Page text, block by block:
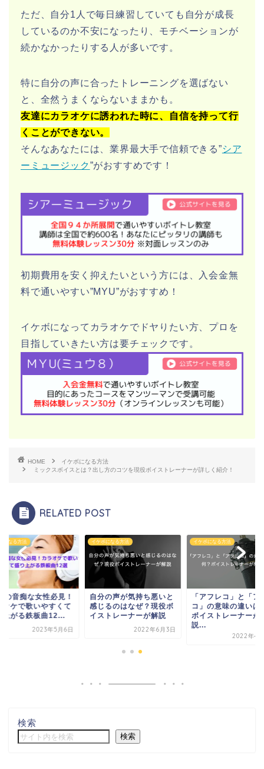
ただ、自分1人で毎日練習していても自分が成長
しているのか不安になったり、モチベーションが
続かなかったりする人が多いです。
特に自分の声に合ったトレーニングを選ばない
と、全然うまくならないままかも。
友達にカラオケに誘われた時に、自信を持って行
くことができない。
そんなあなたには、業界最大手で信頼できる”シア
ーミュージック”がおすすめです！
初期費用を安く抑えたいという方には、入会金無
料で通いやすい”MYU”がおすすめ！
イケボになってカラオケでドヤりたい方、プロを
目指していきたい方は要チェックです。
HOME
イケボになる方法
ミックスボイスとは？出し方のコツを現役ボイストレーナーが詳しく紹介！
RELATED POST
になる方法
の音痴な女性必見！
オケで歌いやすくて
上がる鉄板曲12...
2023年5月6日
イケボになる方法
自分の声が気持ち悪いと
感じるのはなぜ？現役ボ
イストレーナーが解説
2022年6月3日
イケボになる方法
「アフレコ」と「ア
コ」の意味の違いは
ボイストレーナーが
説...
2022年4
検索
検索